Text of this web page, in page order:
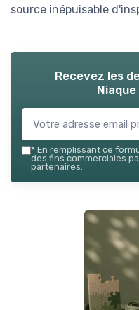
source inépuisable
Recevez les
* En remplissant ce
des fins commerciales
partenaires.